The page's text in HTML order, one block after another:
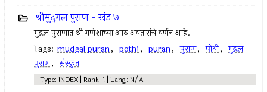
श्रीमुद्‍गल पुराण - खंड ७
मुद्गल पुराणात श्री गणेशाच्या आठ अवतारांचे वर्णन आहे.
Tags: mudgal puran, pothi, puran, पुराण, पोथी, मुद्गल
पुराण, संस्कृत
Type: INDEX | Rank: 1 | Lang: N/A